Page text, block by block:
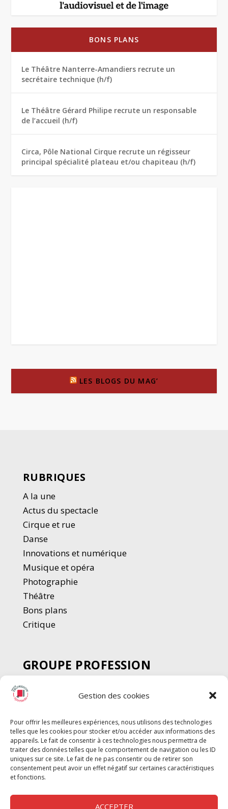
Gestion des cookies
Pour offrir les meilleures expériences, nous utilisons des technologies
telles que les cookies pour stocker et/ou accéder aux informations des
appareils. Le fait de consentir à ces technologies nous permettra de
traiter des données telles que le comportement de navigation ou les ID
uniques sur ce site. Le fait de ne pas consentir ou de retirer son
consentement peut avoir un effet négatif sur certaines caractéristiques
et fonctions.
ACCEPTER
BONS PLANS
Le Théâtre Nanterre-Amandiers recrute un
secrétaire technique (h/f)
Le Théâtre Gérard Philipe recrute un responsable
de l’accueil (h/f)
Circa, Pôle National Cirque recrute un régisseur
principal spécialité plateau et/ou chapiteau (h/f)
LES BLOGS DU MAG’
RUBRIQUES
A la une
Actus du spectacle
Cirque et rue
Danse
Innovations et numérique
Musique et opéra
Photographie
Théâtre
Bons plans
Critique
GROUPE PROFESSION
SPECTACLE
Chèque Intermittents
Chèque Compta
Chèque Emploi Spectacle
G-Pods
Profession Audio-visuel